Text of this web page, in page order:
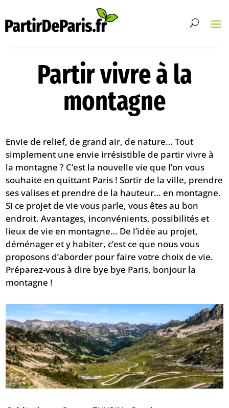
Partir vivre à la
montagne
Envie de relief, de grand air, de nature… Tout
simplement une envie irrésistible de partir vivre à
la montagne ? C’est la nouvelle vie que l’on vous
souhaite en quittant Paris ! Sortir de la ville, prendre
ses valises et prendre de la hauteur… en montagne.
Si ce projet de vie vous parle, vous êtes au bon
endroit. Avantages, inconvénients, possibilités et
lieux de vie en montagne… De l’idée au projet,
déménager et y habiter, c’est ce que nous vous
proposons d’aborder pour faire votre choix de vie.
Préparez-vous à dire bye bye Paris, bonjour la
montagne !